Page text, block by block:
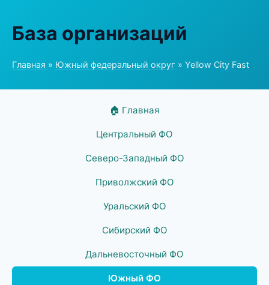
База организаций
Главная » Южный федеральный округ » Yellow City Fast
🏠 Главная
Центральный ФО
Северо-Западный ФО
Приволжский ФО
Уральский ФО
Сибирский ФО
Дальневосточный ФО
Южный ФО